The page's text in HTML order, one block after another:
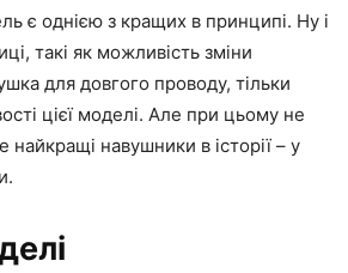
є однією з кращих в принципі. Ну і
такі як можливість зміни
для довгого проводу, тільки
цієї моделі. Але при цьому не
навушники в історії – у